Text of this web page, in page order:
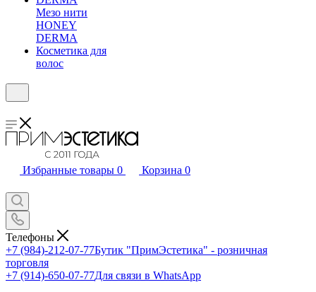
Мезо нити
HONEY
DERMA
Косметика для
волос
Избранные товары 0 Корзина 0
Телефоны
+7 (984)-212-07-77Бутик "ПримЭстетика" - розничная
торговля
+7 (914)-650-07-77Для связи в WhatsApp